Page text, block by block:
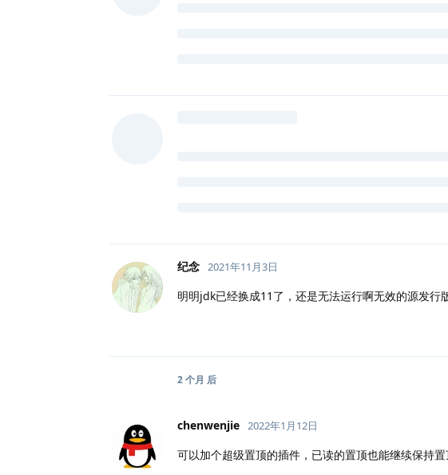
纪念 2021年11月3日
明明jdk已经换成11了，还是无法运行啊无效的源发行
2 个月 后
chenwenjie 2022年1月12日
可以加个超级置顶的插件，已读的置顶也能继续保持置